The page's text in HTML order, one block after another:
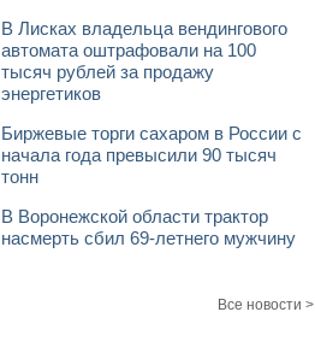
В Лисках владельца вендингового
автомата оштрафовали на 100
тысяч рублей за продажу
энергетиков
Биржевые торги сахаром в России с
начала года превысили 90 тысяч
тонн
В Воронежской области трактор
насмерть сбил 69-летнего мужчину
Все новости >